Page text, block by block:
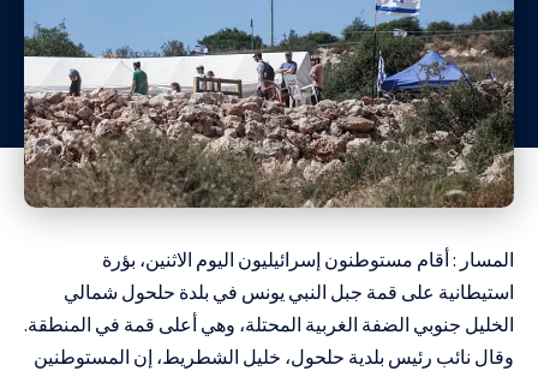
المسار : أقام مستوطنون إسرائيليون اليوم الاثنين، بؤرة
استيطانية على قمة جبل النبي يونس في بلدة حلحول شمالي
الخليل جنوبي الضفة الغربية المحتلة، وهي أعلى قمة في المنطقة.
وقال نائب رئيس بلدية حلحول، خليل الشطريط، إن المستوطنين